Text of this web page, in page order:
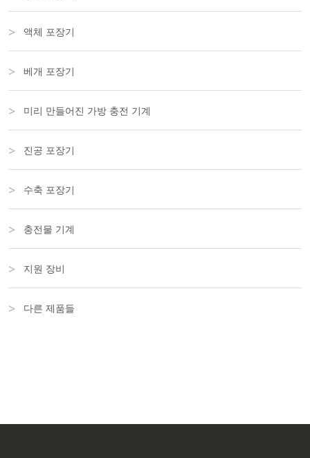
액체 포장기
베개 포장기
미리 만들어진 가방 충전 기계
진공 포장기
수축 포장기
충전물 기계
지원 장비
다른 제품들